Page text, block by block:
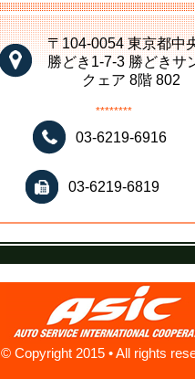
〒104-0054 東京都中
勝どき1-7-3 勝どきサ
クェア 8階 802
********
03-6219-6916
03-6219-6819
© Copyright 2015 • All rights